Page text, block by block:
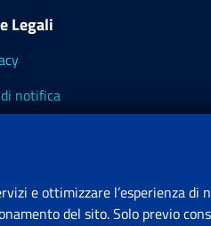
Legali
notifica
e ottimizzare l’esperienza di
del sito. Solo previo